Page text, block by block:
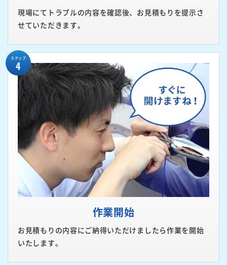
現場にてトラブルの内容を確認後、お見積もりを提示さ
せていただきます。
ステップ
4
作業開始
お見積もりの内容にご納得いただけましたら作業を開始
いたします。